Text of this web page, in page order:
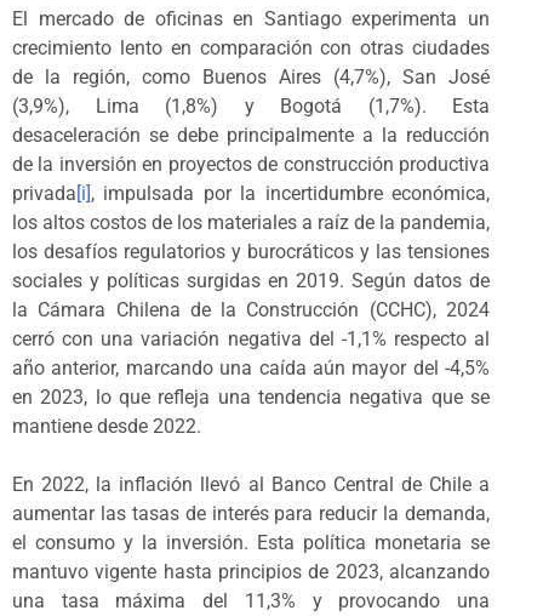
El mercado de oficinas en Santiago experimenta un
crecimiento lento en comparación con otras ciudades
de la región, como Buenos Aires (4,7%), San José
(3,9%), Lima (1,8%) y Bogotá (1,7%). Esta
desaceleración se debe principalmente a la reducción
de la inversión en proyectos de construcción productiva
privada[i], impulsada por la incertidumbre económica,
los altos costos de los materiales a raíz de la pandemia,
los desafíos regulatorios y burocráticos y las tensiones
sociales y políticas surgidas en 2019. Según datos de
la Cámara Chilena de la Construcción (CCHC), 2024
cerró con una variación negativa del -1,1% respecto al
año anterior, marcando una caída aún mayor del -4,5%
en 2023, lo que refleja una tendencia negativa que se
mantiene desde 2022.
En 2022, la inflación llevó al Banco Central de Chile a
aumentar las tasas de interés para reducir la demanda,
el consumo y la inversión. Esta política monetaria se
mantuvo vigente hasta principios de 2023, alcanzando
una tasa máxima del 11,3% y provocando una